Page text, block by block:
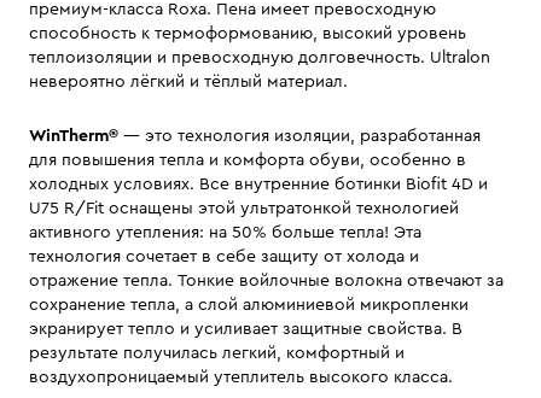
премиум-класса Roxa. Пена имеет превосходную
способность к термоформованию, высокий уровень
теплоизоляции и превосходную долговечность. Ultralon
невероятно лёгкий и тёплый материал.
WinTherm® — это технология изоляции, разработанная
для повышения тепла и комфорта обуви, особенно в
холодных условиях. Все внутренние ботинки Biofit 4D и
U75 R/Fit оснащены этой ультратонкой технологией
активного утепления: на 50% больше тепла! Эта
технология сочетает в себе защиту от холода и
отражение тепла. Тонкие войлочные волокна отвечают за
сохранение тепла, а слой алюминиевой микропленки
экранирует тепло и усиливает защитные свойства. В
результате получилась легкий, комфортный и
воздухопроницаемый утеплитель высокого класса.